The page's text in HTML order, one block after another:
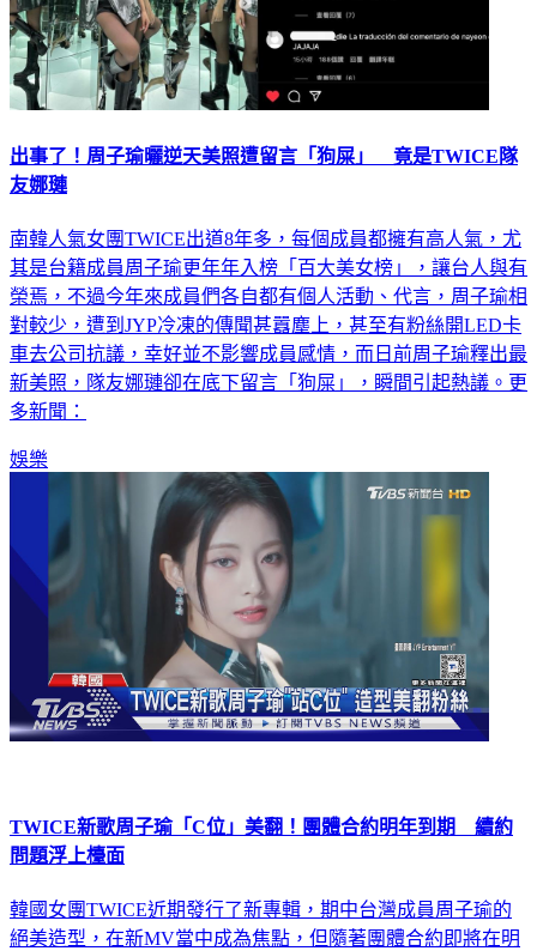
出事了！周子瑜曬逆天美照遭留言「狗屎」 竟是TWICE隊
友娜璉
南韓人氣女團TWICE出道8年多，每個成員都擁有高人氣，尤
其是台籍成員周子瑜更年年入榜「百大美女榜」，讓台人與有
榮焉，不過今年來成員們各自都有個人活動、代言，周子瑜相
對較少，遭到JYP冷凍的傳聞甚囂塵上，甚至有粉絲開LED卡
車去公司抗議，幸好並不影響成員感情，而日前周子瑜釋出最
新美照，隊友娜璉卻在底下留言「狗屎」，瞬間引起熱議。更
多新聞：
娛樂
TWICE新歌周子瑜「C位」美翻！團體合約明年到期 續約
問題浮上檯面
韓國女團TWICE近期發行了新專輯，期中台灣成員周子瑜的
絕美造型，在新MV當中成為焦點，但隨著團體合約即將在明